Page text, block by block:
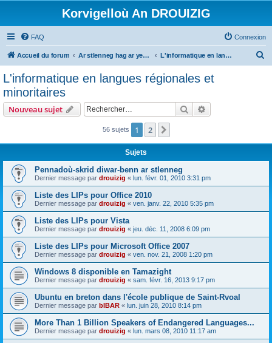
Korvigelloù An DROUIZIG
FAQ Connexion
Accueil du forum Ar stlenneg hag ar yezhoù bihan er bed a-bezh L'informatique en langues régionales et minoritaires
c
r
L'informatique en langues régionales et
minoritaires
Nouveau sujet Rechercher
56 sujets 1 2
Sujets
Pennadoù-skrid diwar-benn ar stlenneg
Dernier message par drouizig « lun. févr. 01, 2010 3:31 pm
Liste des LIPs pour Office 2010
Dernier message par drouizig « ven. janv. 22, 2010 5:35 pm
Liste des LIPs pour Vista
Dernier message par drouizig « jeu. déc. 11, 2008 6:09 pm
Liste des LIPs pour Microsoft Office 2007
Dernier message par drouizig « ven. nov. 21, 2008 1:20 pm
Windows 8 disponible en Tamazight
Dernier message par drouizig « sam. févr. 16, 2013 9:17 pm
Ubuntu en breton dans l'école publique de Saint-Rvoal
Dernier message par bIBAR « lun. juin 28, 2010 8:14 pm
More Than 1 Billion Speakers of Endangered Languages...
Dernier message par drouizig « lun. mars 08, 2010 11:17 am